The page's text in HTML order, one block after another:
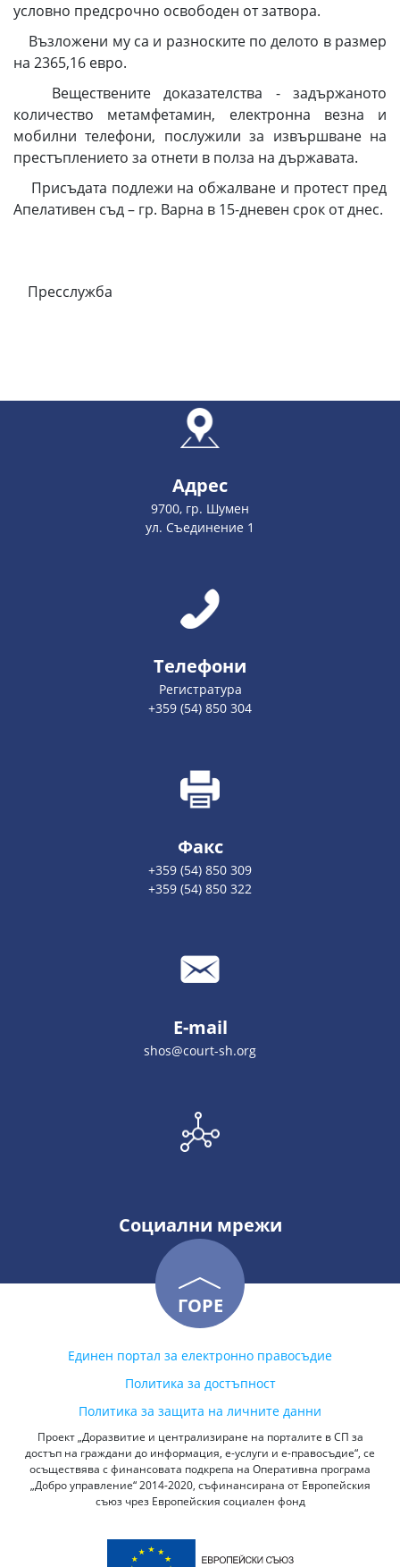
условно предсрочно освободен от затвора.
Възложени му са и разноските по делото в размер
на 2365,16 евро.
Веществените доказателства - задържаното
количество метамфетамин, електронна везна и
мобилни телефони, послужили за извършване на
престъплението за отнети в полза на държавата.
Присъдата подлежи на обжалване и протест пред
Апелативен съд – гр. Варна в 15-дневен срок от днес.
Пресслужба
Адрес
9700, гр. Шумен
ул. Съединение 1
Телефони
Регистратура
+359 (54) 850 304
Факс
+359 (54) 850 309
+359 (54) 850 322
E-mail
shos@court-sh.org
Социални мрежи
ГОРЕ
Единен портал за електронно правосъдие
Политика за достъпност
Политика за защита на личните данни
Проект „Доразвитие и централизиране на порталите в СП за
достъп на граждани до информация, е-услуги и е-правосъдие“, се
осъществява с финансовата подкрепа на Оперативна програма
„Добро управление“ 2014-2020, съфинансирана от Европейския
съюз чрез Европейския социален фонд